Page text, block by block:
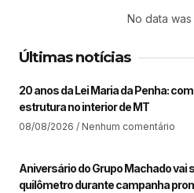
No data
Últimas notícias
20 anos da Lei Maria da Penha:
estrutura no interior de MT​
08/08/2026 Nenhum comentário
Aniversário do Grupo Machado vai
quilômetro durante campanha